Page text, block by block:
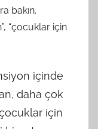
bakın.
“çocuklar için
içinde
daha çok
için